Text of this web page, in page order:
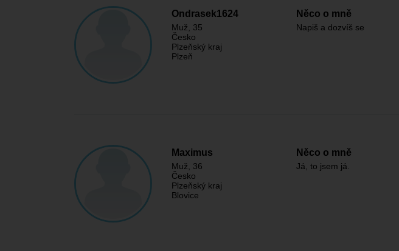
Ondrasek1624
Muž , 35
Česko
Plzeňský kraj
Plzeň
Něco o mně
Napiš a dozvíš se
Maximus
Muž , 36
Česko
Plzeňský kraj
Blovice
Něco o mně
Já, to jsem já.